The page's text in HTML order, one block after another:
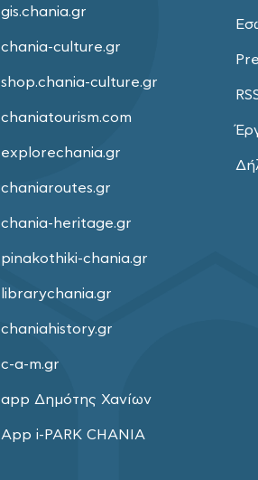
gis.chania.gr
chania-culture.gr
shop.chania-culture.gr
chaniatourism.com
explorechania.gr
chaniaroutes.gr
chania-heritage.gr
pinakothiki-chania.gr
librarychania.gr
chaniahistory.gr
c-a-m.gr
app Δημότης Χανίων
App i-PARK CHANIA